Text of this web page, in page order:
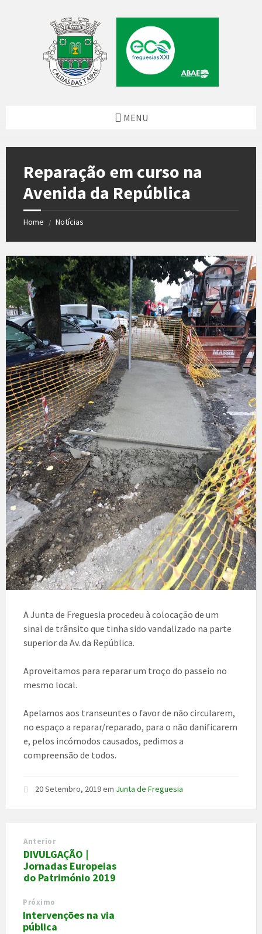
MENU
Reparação em curso na
Avenida da República
Home / Notícias
A Junta de Freguesia procedeu à colocação de um
sinal de trânsito que tinha sido vandalizado na parte
superior da Av. da República.
Aproveitamos para reparar um troço do passeio no
mesmo local.
Apelamos aos transeuntes o favor de não circularem,
no espaço a reparar/reparado, para o não danificarem
e, pelos incómodos causados, pedimos a
compreensão de todos.
20 Setembro, 2019em Junta de Freguesia
Anterior
DIVULGAÇÃO |
Jornadas Europeias
do Património 2019
Próximo
Intervenções na via
pública